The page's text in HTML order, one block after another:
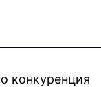
конкуренция